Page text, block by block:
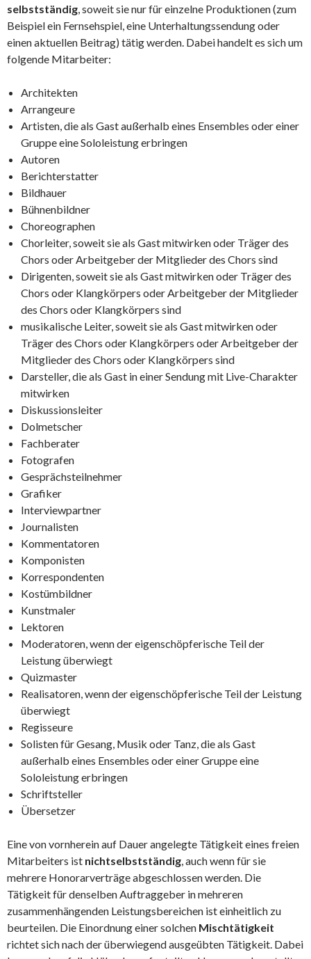
selbstständig, soweit sie nur für einzelne Produktionen (zum
Beispiel ein Fernsehspiel, eine Unterhaltungssendung oder
einen aktuellen Beitrag) tätig werden. Dabei handelt es sich um
folgende Mitarbeiter:
Architekten
Arrangeure
Artisten, die als Gast außerhalb eines Ensembles oder einer
Gruppe eine Sololeistung erbringen
Autoren
Berichterstatter
Bildhauer
Bühnenbildner
Choreographen
Chorleiter, soweit sie als Gast mitwirken oder Träger des
Chors oder Arbeitgeber der Mitglieder des Chors sind
Dirigenten, soweit sie als Gast mitwirken oder Träger des
Chors oder Klangkörpers oder Arbeitgeber der Mitglieder
des Chors oder Klangkörpers sind
musikalische Leiter, soweit sie als Gast mitwirken oder
Träger des Chors oder Klangkörpers oder Arbeitgeber der
Mitglieder des Chors oder Klangkörpers sind
Darsteller, die als Gast in einer Sendung mit Live-Charakter
mitwirken
Diskussionsleiter
Dolmetscher
Fachberater
Fotografen
Gesprächsteilnehmer
Grafiker
Interviewpartner
Journalisten
Kommentatoren
Komponisten
Korrespondenten
Kostümbildner
Kunstmaler
Lektoren
Moderatoren, wenn der eigenschöpferische Teil der
Leistung überwiegt
Quizmaster
Realisatoren, wenn der eigenschöpferische Teil der Leistung
überwiegt
Regisseure
Solisten für Gesang, Musik oder Tanz, die als Gast
außerhalb eines Ensembles oder einer Gruppe eine
Sololeistung erbringen
Schriftsteller
Übersetzer
Eine von vornherein auf Dauer angelegte Tätigkeit eines freien
Mitarbeiters ist nichtselbstständig, auch wenn für sie
mehrere Honorarverträge abgeschlossen werden. Die
Tätigkeit für denselben Auftraggeber in mehreren
zusammenhängenden Leistungsbereichen ist einheitlich zu
beurteilen. Die Einordnung einer solchen Mischtätigkeit
richtet sich nach der überwiegend ausgeübten Tätigkeit. Dabei